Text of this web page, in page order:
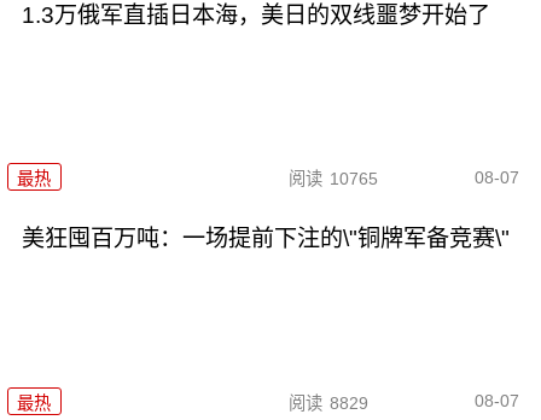
1.3万俄军直插日本海，美日的双线噩梦开始了
最热 阅读 10765 08-07
美狂囤百万吨：一场提前下注的\"铜牌军备竞赛\"
最热 阅读 8829 08-07